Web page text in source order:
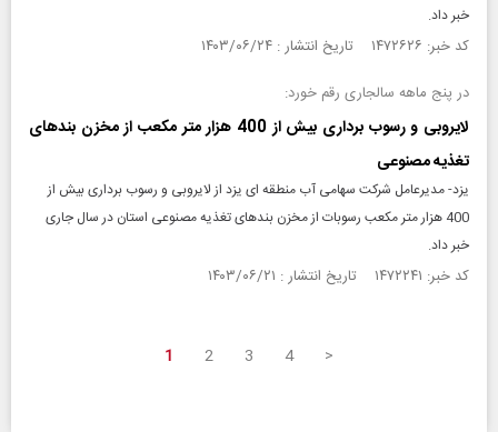
خبر داد.
کد خبر: ۱۴۷۲۶۲۶ تاریخ انتشار : ۱۴۰۳/۰۶/۲۴
در پنج ماهه سالجاری رقم خورد:
لایروبی و رسوب برداری بیش از 400 هزار متر مکعب از مخزن بندهای
تغذیه مصنوعی
یزد- مدیرعامل شرکت سهامی آب منطقه ای یزد از لایروبی و رسوب برداری بیش از
400 هزار متر مکعب رسوبات از مخزن بندهای تغذیه مصنوعی استان در سال جاری
خبر داد.
کد خبر: ۱۴۷۲۲۴۱ تاریخ انتشار : ۱۴۰۳/۰۶/۲۱
1 2 3 4 >